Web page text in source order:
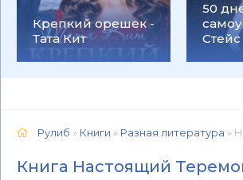
Крепкий орешек -
Тата Кит
50
Рулиб » Книги » Разная литература »
Книга Настоящий